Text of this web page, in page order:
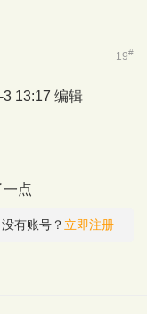
19#
13:17 编辑
一点
有账号？ 立即注册